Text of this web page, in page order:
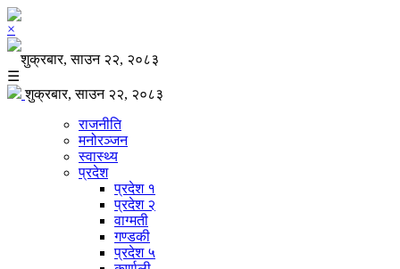
×
शुक्रबार, साउन २२, २०८३
☰
शुक्रबार, साउन २२, २०८३
राजनीति
मनोरञ्जन
स्वास्थ्य
प्रदेश
प्रदेश १
प्रदेश २
वाग्मती
गण्डकी
प्रदेश ५